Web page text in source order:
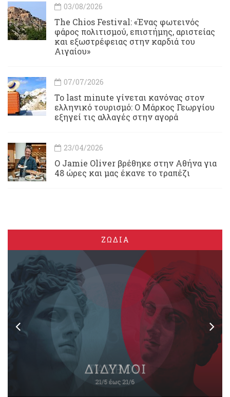
03/08/2026
Τhe Chios Festival: «Ένας φωτεινός
φάρος πολιτισμού, επιστήμης, αριστείας
και εξωστρέφειας στην καρδιά του
Αιγαίου»
07/07/2026
Το last minute γίνεται κανόνας στον
ελληνικό τουρισμό: Ο Μάρκος Γεωργίου
εξηγεί τις αλλαγές στην αγορά
23/04/2026
Ο Jamie Oliver βρέθηκε στην Αθήνα για
48 ώρες και μας έκανε το τραπέζι
ΖΩΔΙΑ